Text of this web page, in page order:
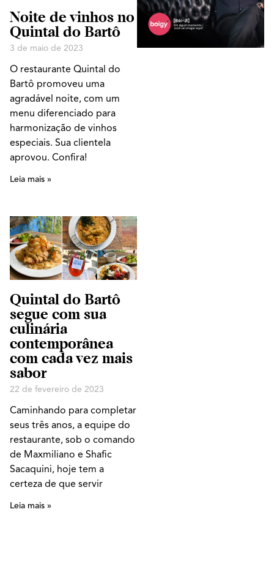
Noite de vinhos no
Quintal do Bartô
3 de maio de 2023
O restaurante Quintal do
Bartô promoveu uma
agradável noite, com um
menu diferenciado para
harmonização de vinhos
especiais. Sua clientela
aprovou. Confira!
Leia mais »
Quintal do Bartô
segue com sua
culinária
contemporânea
com cada vez mais
sabor
22 de fevereiro de 2023
Caminhando para completar
seus três anos, a equipe do
restaurante, sob o comando
de Maxmiliano e Shafic
Sacaquini, hoje tem a
certeza de que servir
Leia mais »